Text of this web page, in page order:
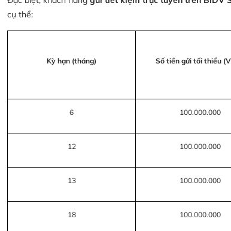
cụ thể:
Kỳ hạn (tháng) Số tiền gửi tối thiểu
6 100.000.000
12 100.000.000
13 100.000.000
18 100.000.000